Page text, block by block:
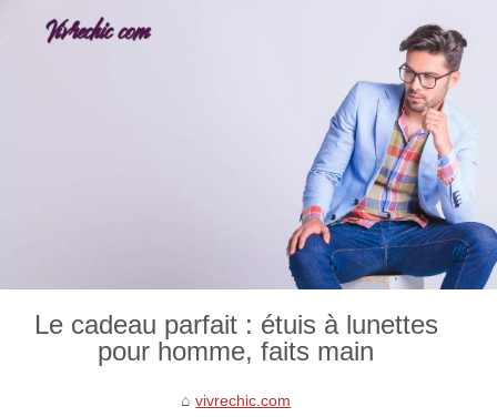
Le cadeau parfait : étuis à lunettes
pour homme, faits main
vivrechic.com